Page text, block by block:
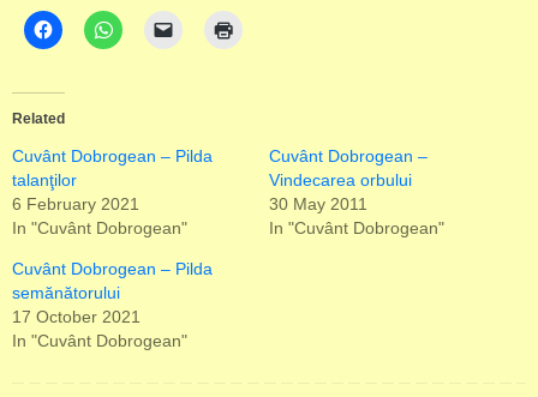
Related
Cuvânt Dobrogean – Pilda
talanţilor
6 February 2021
In "Cuvânt Dobrogean"
Cuvânt Dobrogean –
Vindecarea orbului
30 May 2011
In "Cuvânt Dobrogean"
Cuvânt Dobrogean – Pilda
semănătorului
17 October 2021
In "Cuvânt Dobrogean"